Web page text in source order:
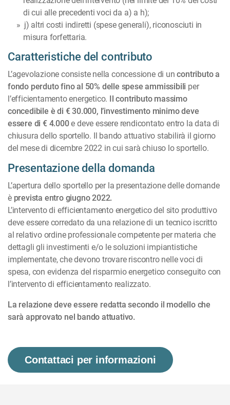
di cui alle precedenti voci da a) a h);
j) altri costi indiretti (spese generali), riconosciuti in
misura forfettaria.
Caratteristiche del contributo
L’agevolazione consiste nella concessione di uncontributo a
fondo perduto fino al 50% delle spese ammissibili per
l’efficientamento energetico.
Il contributo massimo
concedibile è di € 30.000, l’investimento minimo deve
essere di € 4.000e deve essere rendicontato entro la data di
chiusura dello sportello. Il bando attuativo stabilirà il giorno
del mese di dicembre 2022 in cui sarà chiuso lo sportello.
Presentazione della domanda
L’apertura dello sportello per la presentazione delle domande
èprevista entro giugno 2022.
L’intervento di efficientamento energetico del sito produttivo
deve essere corredato da una relazione di un tecnico iscritto
al relativo ordine professionale competente per materia che
dettagli gli investimenti e/o le soluzioni impiantistiche
implementate, che devono trovare riscontro nelle voci di
spesa, con evidenza del risparmio energetico conseguito con
l’intervento di efficientamento realizzato.
La relazione deve essere redatta secondo il modello che
sarà approvato nel bando attuativo.
Contattaci per informazioni